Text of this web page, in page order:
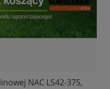
NAC LS42-375,